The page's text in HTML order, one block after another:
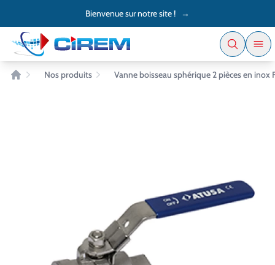
Bienvenue sur notre site ! →
Nos produits Vanne boisseau sphérique 2 pièces en inox